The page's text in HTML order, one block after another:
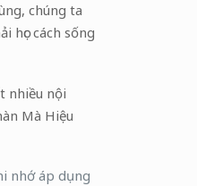
chúng ta
học cách sống
nhiều nội
Mà Hiệu
nhớ áp dụng